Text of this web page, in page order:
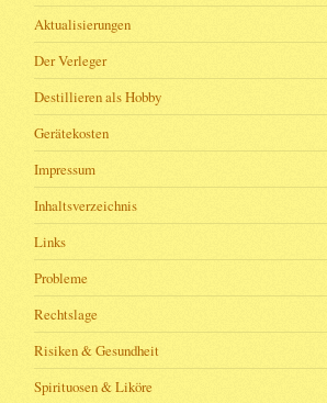
Aktualisierungen
Der Verleger
Destillieren als Hobby
Gerätekosten
Impressum
Inhaltsverzeichnis
Links
Probleme
Rechtslage
Risiken & Gesundheit
Spirituosen & Liköre